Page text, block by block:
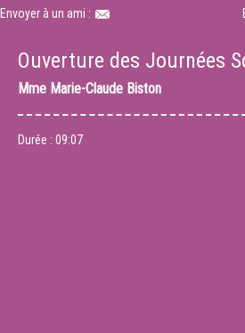
Envoyer à un ami :
Ouverture des Journées
Mme Marie-Claude Biston
Durée : 09:07